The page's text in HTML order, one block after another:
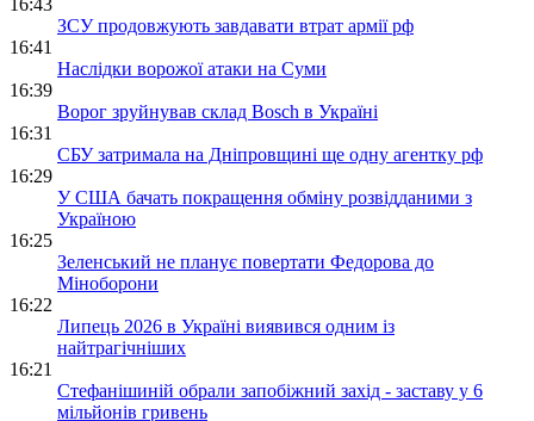
16:43
ЗСУ продовжують завдавати втрат армії рф
16:41
Наслідки ворожої атаки на Суми
16:39
Ворог зруйнував склад Bosch в Україні
16:31
СБУ затримала на Дніпровщині ще одну агентку рф
16:29
У США бачать покращення обміну розвідданими з
Україною
16:25
Зеленський не планує повертати Федорова до
Міноборони
16:22
Липець 2026 в Україні виявився одним із
найтрагічніших
16:21
Стефанішиній обрали запобіжний захід - заставу у 6
мільйонів гривень